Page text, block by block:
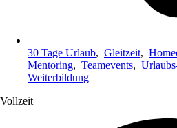
30 Tage Urlaub, Gleitzeit,
Mentoring, Teamevents,
Weiterbildung
Vollzeit